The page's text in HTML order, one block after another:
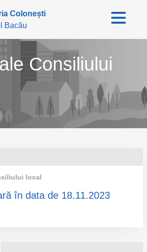
Colonești
Bacău
Consiliului
local
în data de 18.11.2023